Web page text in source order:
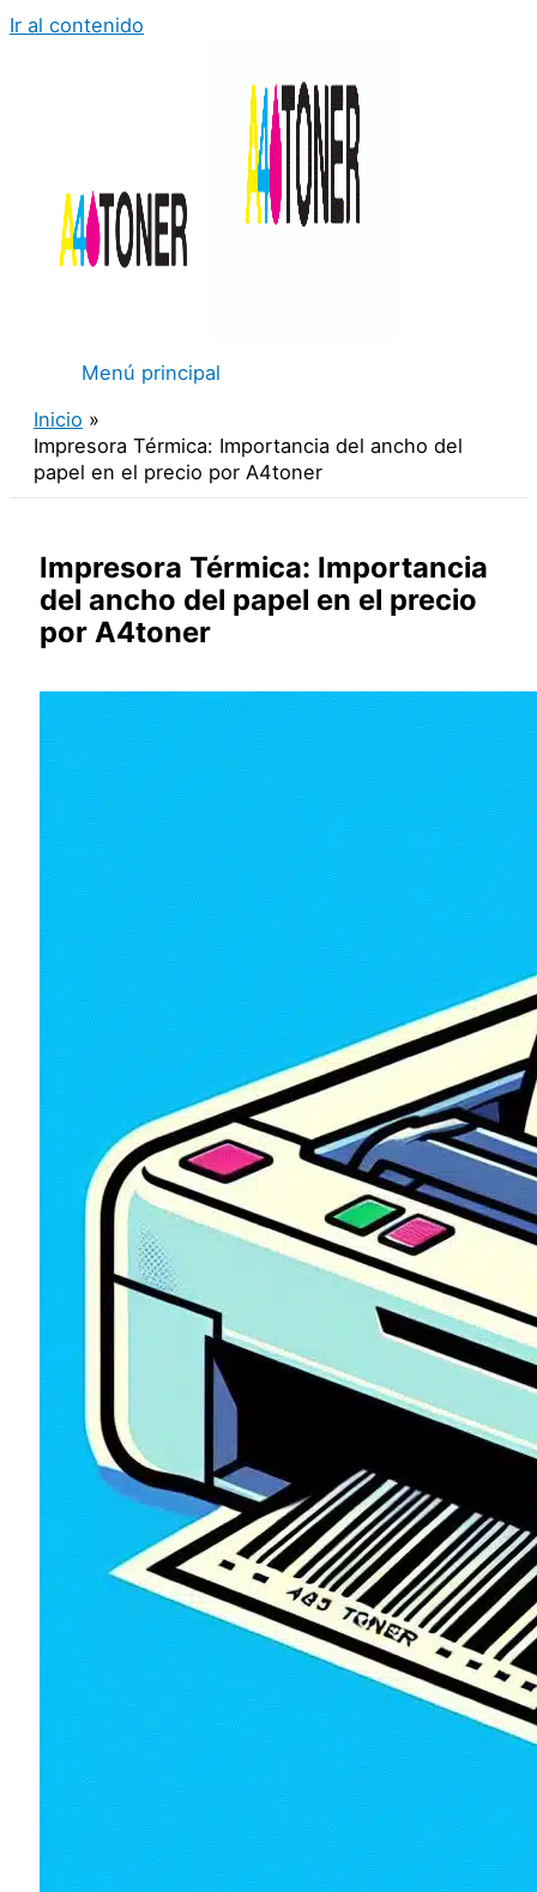
Ir al contenido
Menú principal
Inicio
Impresora Térmica: Importancia del ancho del
papel en el precio por A4toner
Impresora Térmica: Importancia
del ancho del papel en el precio
por A4toner